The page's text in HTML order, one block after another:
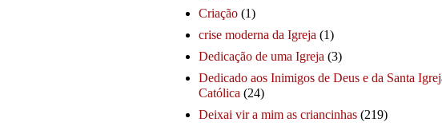
Criação (1)
crise moderna da Igreja (1)
Dedicação de uma Igreja (3)
Dedicado aos Inimigos de Deus e da Santa
Católica (24)
Deixai vir a mim as criancinhas (219)